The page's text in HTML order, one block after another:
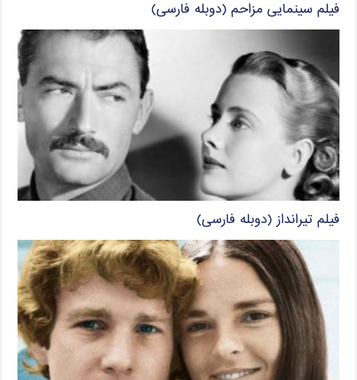
فیلم سینمایی مزاحم (دوبله فارسی)
فیلم تیرانداز (دوبله فارسی)